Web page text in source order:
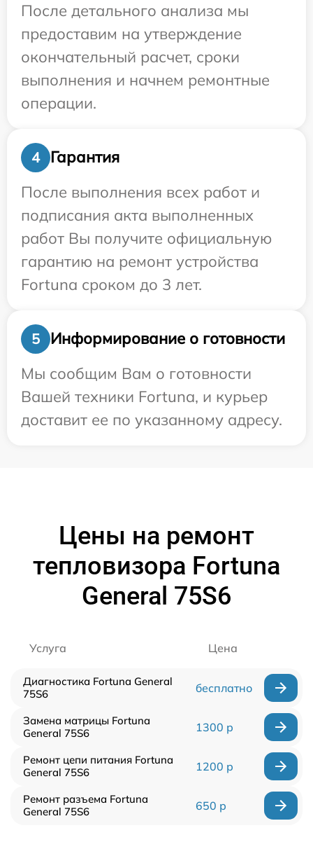
После детального анализа мы
предоставим на утверждение
окончательный расчет, сроки
выполнения и начнем ремонтные
операции.
4
Гарантия
После выполнения всех работ и
подписания акта выполненных
работ Вы получите официальную
гарантию на ремонт устройства
Fortuna сроком до 3 лет.
5
Информирование о готовности
Мы сообщим Вам о готовности
Вашей техники Fortuna, и курьер
доставит ее по указанному адресу.
Цены на ремонт
тепловизора Fortuna
General 75S6
Услуга Цена
Диагностика Fortuna General
75S6
бесплатно
Замена матрицы Fortuna
General 75S6
1300 р
Ремонт цепи питания Fortuna
General 75S6
1200 р
Ремонт разъема Fortuna
General 75S6
650 р